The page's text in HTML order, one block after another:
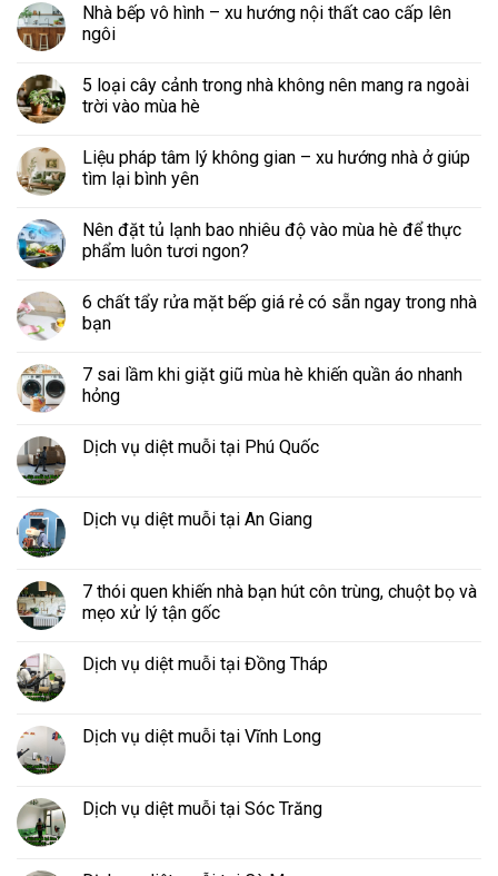
Nhà bếp vô hình – xu hướng nội thất cao cấp lên
ngôi
5 loại cây cảnh trong nhà không nên mang ra ngoài
trời vào mùa hè
Liệu pháp tâm lý không gian – xu hướng nhà ở giúp
tìm lại bình yên
Nên đặt tủ lạnh bao nhiêu độ vào mùa hè để thực
phẩm luôn tươi ngon?
6 chất tẩy rửa mặt bếp giá rẻ có sẵn ngay trong nhà
bạn
7 sai lầm khi giặt giũ mùa hè khiến quần áo nhanh
hỏng
Dịch vụ diệt muỗi tại Phú Quốc
Dịch vụ diệt muỗi tại An Giang
7 thói quen khiến nhà bạn hút côn trùng, chuột bọ và
mẹo xử lý tận gốc
Dịch vụ diệt muỗi tại Đồng Tháp
Dịch vụ diệt muỗi tại Vĩnh Long
Dịch vụ diệt muỗi tại Sóc Trăng